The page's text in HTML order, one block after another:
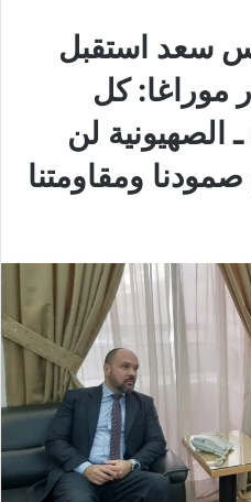
سعد استقبل
موراغا: كل
الصهيونية لن
ومقاومتنا